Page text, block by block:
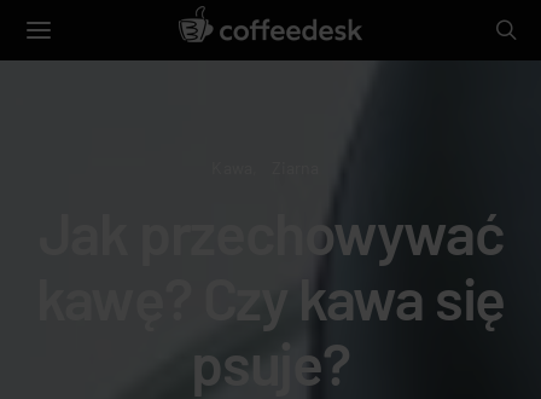
Jak przechowywać
kawę? Czy kawa się
psuje?